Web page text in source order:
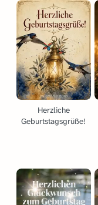
Herzliche
Geburtstagsgrüße!